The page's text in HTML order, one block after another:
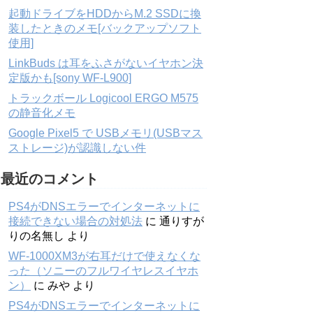
起動ドライブをHDDからM.2 SSDに換
装したときのメモ[バックアップソフト
使用]
LinkBuds は耳をふさがないイヤホン決
定版かも[sony WF-L900]
トラックボール Logicool ERGO M575
の静音化メモ
Google Pixel5 で USBメモリ(USBマス
ストレージ)が認識しない件
最近のコメント
PS4がDNSエラーでインターネットに
接続できない場合の対処法 に 通りすが
りの名無し より
WF-1000XM3が右耳だけで使えなくな
った（ソニーのフルワイヤレスイヤホ
ン）
に みや より
PS4がDNSエラーでインターネットに